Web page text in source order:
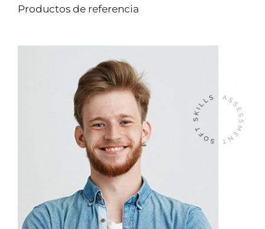
Productos de referencia